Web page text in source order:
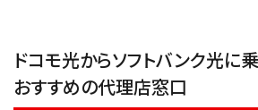
ドコモ光からソフトバンク光に
おすすめの代理店窓口